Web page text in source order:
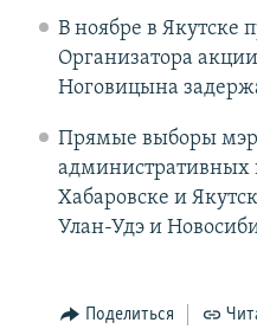
В ноябре в Якутске
Организатора
Ноговицына
Прямые выборы
административных
Хабаровске и
Улан-Удэ и
Поделиться